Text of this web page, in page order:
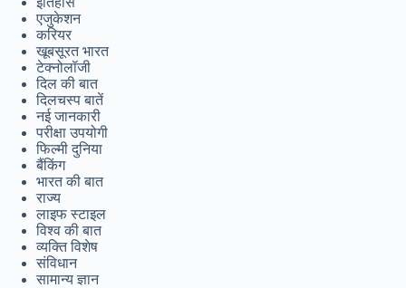
एजुकेशन
करियर
खूबसूरत भारत
टेक्नोलॉजी
दिल की बात
दिलचस्प बातें
नई जानकारी
परीक्षा उपयोगी
फिल्मी दुनिया
बैंकिंग
भारत की बात
राज्य
लाइफ स्टाइल
विश्व की बात
व्यक्ति विशेष
संविधान
सामान्य ज्ञान